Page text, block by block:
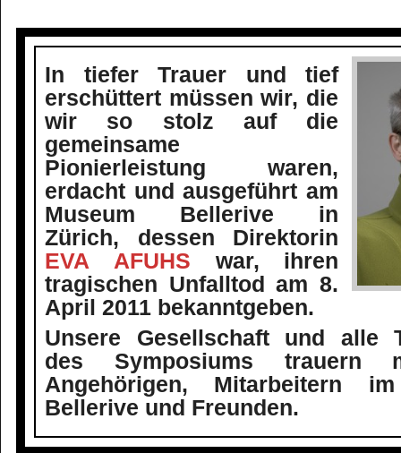
In tiefer Trauer und tief
erschüttert müssen wir, die
wir so stolz auf die
gemeinsame
Pionierleistung waren,
erdacht und ausgeführt am
Museum Bellerive in
Zürich, dessen Direktorin
EVA AFUHS war, ihren
tragischen Unfalltod am 8.
April 2011 bekanntgeben.
Unsere Gesellschaft und alle
des Symposiums trauern
Angehörigen, Mitarbeitern
Bellerive und Freunden.